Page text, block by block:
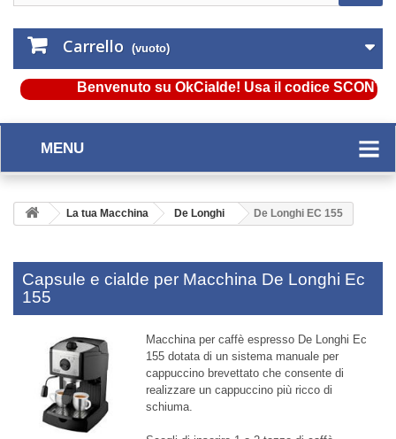
Carrello (vuoto)
Benvenuto su OkCialde! Usa il codice
MENU
La tua Macchina De Longhi De Longhi EC 155
Capsule e cialde per Macchina De Longhi Ec
155
Macchina per caffè espresso De Longhi Ec
155 dotata di un sistema manuale per
cappuccino brevettato che consente di
realizzare un cappuccino più ricco di
schiuma.